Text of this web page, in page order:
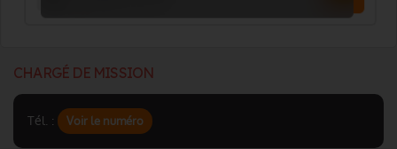
CHARGÉ DE MISSION
Tél. : Voir le numéro